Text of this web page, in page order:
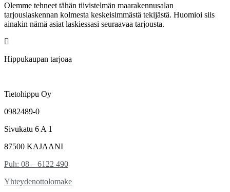
Olemme tehneet tähän tiivistelmän maarakennusalan
tarjouslaskennan kolmesta keskeisimmästä tekijästä. Huomioi siis
ainakin nämä asiat laskiessasi seuraavaa tarjousta.
Hippukaupan tarjoaa
Tietohippu Oy
0982489-0
Sivukatu 6 A 1
87500 KAJAANI
Puh: 08 – 6122 490
Yhteydenottolomake